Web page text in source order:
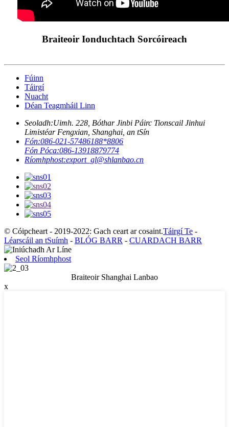
Braiteoir Ionduchtach Sorcóireach
Fúinn
Táirgí
Nuacht
Déan Teagmháil Linn
Seoladh:Uimh. 228, Bóthar Jinbi Páirc Tionscail Jinhui
Limistéar Fengxian, Shanghai, an tSín
Fón:086-021-57486188*8806
Fón Póca:086-13918879774
Ríomhphost:export_gl@shlanbao.cn
© Cóipcheart - 2019-2022: Gach ceart ar cosaint.Táirgí Te -
Léarscáil an tSuímh - BLÓG BARR - CUARDACH BARR
Seol Ríomhphost
Braiteoir Shanghai Lanbao
x